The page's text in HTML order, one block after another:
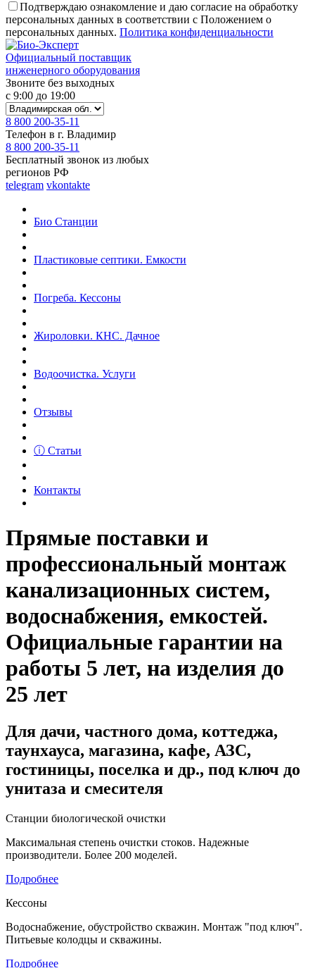
Подтверждаю ознакомление и даю согласие на обработку
персональных данных в соответствии с Положением о
персональных данных. Политика конфиденциальности
Официальный поставщик
инженерного оборудования
Звоните без выходных
с 9:00 до 19:00
8 800 200-35-11
Телефон в г. Владимир
8 800 200-35-11
Бесплатный звонок из любых
регионов РФ
telegram vkontakte
Био Станции
Пластиковые септики. Емкости
Погреба. Кессоны
Жироловки. КНС. Дачное
Водоочистка. Услуги
Отзывы
ⓘ Статьи
Контакты
Прямые поставки и
профессиональный монтаж
канализационных систем,
водоснабжения, емкостей.
Официальные гарантии на
работы 5 лет, на изделия до
25 лет
Для дачи, частного дома, коттеджа,
таунхауса, магазина, кафе, АЗС,
гостиницы, поселка и др., под ключ до
унитаза и смесителя
Станции биологической очистки
Максимальная степень очистки стоков. Надежные
производители. Более 200 моделей.
Подробнее
Кессоны
Водоснабжение, обустройство скважин. Монтаж "под ключ".
Питьевые колодцы и скважины.
Подробнее